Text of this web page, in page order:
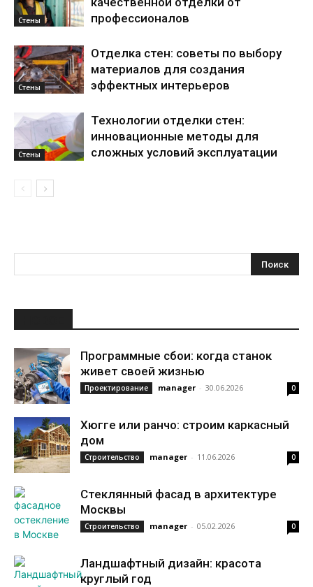
Стены
профессионалов
Стены
Отделка стен: советы по выбору
материалов для создания
эффектных интерьеров
Стены
Технологии отделки стен:
инновационные методы для
сложных условий эксплуатации
Программные сбои: когда станок
живет своей жизнью
Проектирование manager - 30.06.2026 0
Хюгге или ранчо: строим каркасный
дом
Строительство manager - 11.06.2026 0
Стеклянный фасад в архитектуре
Москвы
Строительство manager - 05.02.2026 0
Ландшафтный дизайн: красота
круглый год